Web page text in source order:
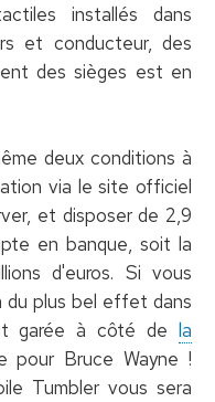
installés dans
et conducteur, des
des sièges est en
deux conditions à
via le site officiel
et disposer de 2,9
en banque, soit la
d'euros. Si vous
du plus bel effet dans
garée à côté dela
pour Bruce Wayne !
Tumbler vous sera